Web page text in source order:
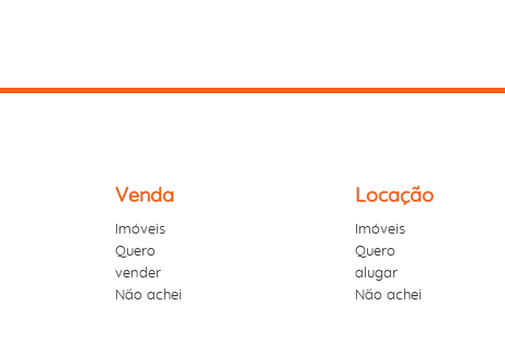
Venda
Imóveis
Quero
vender
Não achei
Locação
Imóveis
Quero
alugar
Não achei